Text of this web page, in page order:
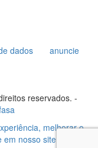
dados
anuncie
reservados. -
melhorar o
nosso site e